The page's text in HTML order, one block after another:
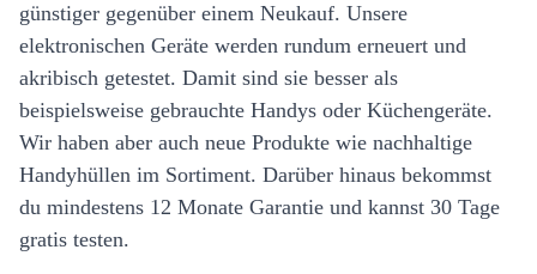
günstiger gegenüber einem Neukauf. Unsere
elektronischen Geräte werden rundum erneuert und
akribisch getestet. Damit sind sie besser als
beispielsweise gebrauchte Handys oder Küchengeräte.
Wir haben aber auch neue Produkte wie nachhaltige
Handyhüllen im Sortiment. Darüber hinaus bekommst
du mindestens 12 Monate Garantie und kannst 30 Tage
gratis testen.